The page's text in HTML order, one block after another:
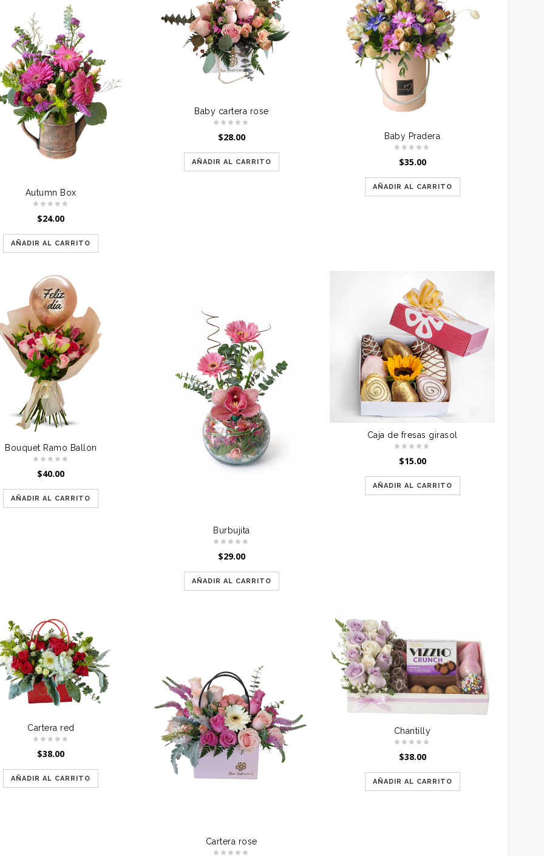
Autumn Box
$24.00
AÑADIR AL CARRITO
Baby cartera rose
$28.00
AÑADIR AL CARRITO
Baby Pradera
$35.00
AÑADIR AL CARRITO
Bouquet Ramo Ballon
$40.00
AÑADIR AL CARRITO
Burbujita
$29.00
AÑADIR AL CARRITO
Caja de fresas girasol
$15.00
AÑADIR AL CARRITO
Cartera red
$38.00
AÑADIR AL CARRITO
Cartera rose
Chantilly
$38.00
AÑADIR AL CARRITO